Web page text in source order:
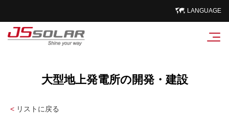
LANGUAGE
大型地上発電所の開発・建設
< リストに戻る